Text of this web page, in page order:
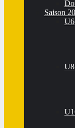
Saison
U6
U8